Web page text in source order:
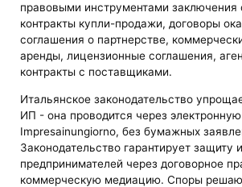
правовыми инструментами заключения
контракты купли-продажи, договоры
соглашения о партнерстве,
аренды, лицензионные соглашения,
контракты с поставщиками.
Итальянское законодательство
ИП - она проводится через
Impresainungiorno, без бумажных
Законодательство гарантирует защиту
предпринимателей через договорное
коммерческую медиацию. Споры